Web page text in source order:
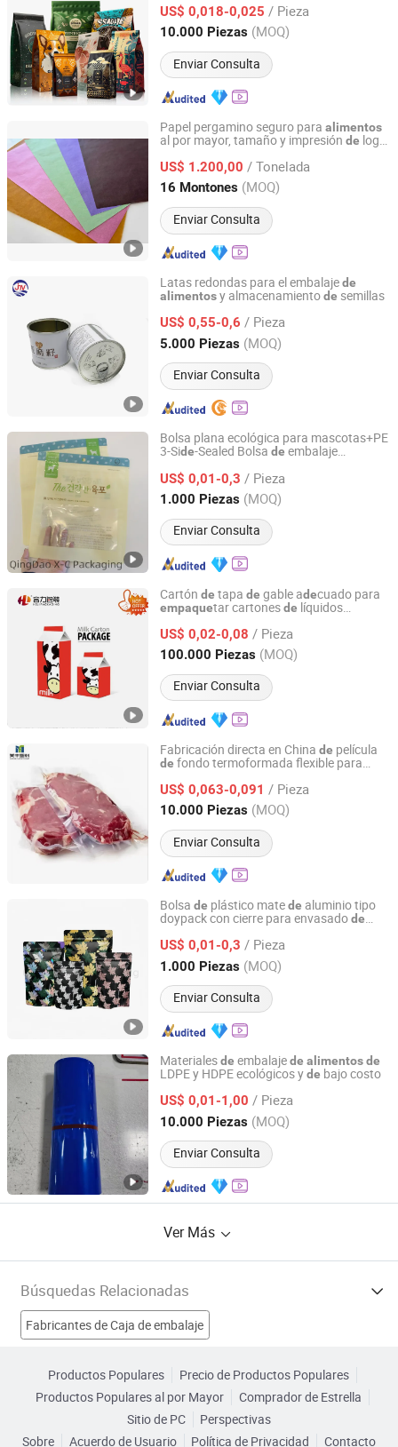
por calor, mylar, plástico,empaque
degalletas, bocadillos, proteína en polvo,
café
US$ 0,018-0,025 / Pieza
10.000 Piezas (MOQ)
Enviar Consulta
Shandong, China Desde 2024
Papel pergamino seguro para alimentos
al por mayor, tamaño y impresión de logo
para panaderías y restaurantes
US$ 1.200,00 / Tonelada
16 Montones (MOQ)
Enviar Consulta
Green Woods Paper & Stationery Co., Ltd.
Guangdong, China Desde 2014
Latas redondas para el embalajede
alimentosy almacenamientode semillas
US$ 0,55-0,6 / Pieza
5.000 Piezas (MOQ)
Enviar Consulta
Guangdong Juwei Metal Can Co., Ltd.
Guangdong, China Desde 2018
Bolsa plana ecológica para mascotas+PE
3-Side-Sealed Bolsa de embalaje
bocadillos yalimentos
US$ 0,01-0,3 / Pieza
1.000 Piezas (MOQ)
Enviar Consulta
Qingdao Jinxucheng International Trade Co., Ltd.
Shandong, China Desde 2025
Cartón de tapa de gable adecuado para
empaquetar cartonesde líquidos
agua y vino
US$ 0,02-0,08 / Pieza
100.000 Piezas (MOQ)
Enviar Consulta
Heli Pack Science And Technology (Qingzhou) Co., Ltd.
Shandong, China Desde 2015
Fabricación directa en China de película
de fondo termoformada flexible para
US$ 0,063-0,091 / Pieza
10.000 Piezas (MOQ)
Enviar Consulta
Yantai Meifeng Plastic Products Co., Ltd.
Shandong, China Desde 2022
Bolsa de plástico matede aluminio tipo
doypack con cierre para envasadode
US$ 0,01-0,3 / Pieza
1.000 Piezas (MOQ)
Enviar Consulta
Qingdao Jinxucheng International Trade Co., Ltd.
Shandong, China Desde 2025
Materialesde embalajede alimentosde
LDPE y HDPE ecológicos yde bajo costo
US$ 0,01-1,00 / Pieza
10.000 Piezas (MOQ)
Enviar Consulta
Shenyang Zhonghe Plastic Packaging Products Co., Ltd.
Liaoning, China Desde 2024
Ver Más
Búsquedas Relacionadas
Fabricantes de Caja de embalaje
Fabricantes de Máquina de empaquetado de alimentos
Productos Populares
Precio de Productos Populares
Productos Populares al por Mayor
Comprador de Estrella
Sitio de PC
Perspectivas
Sobre
Acuerdo de Usuario Política de Privacidad Contacto